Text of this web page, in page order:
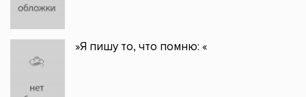
»Я пишу то, что помню: «